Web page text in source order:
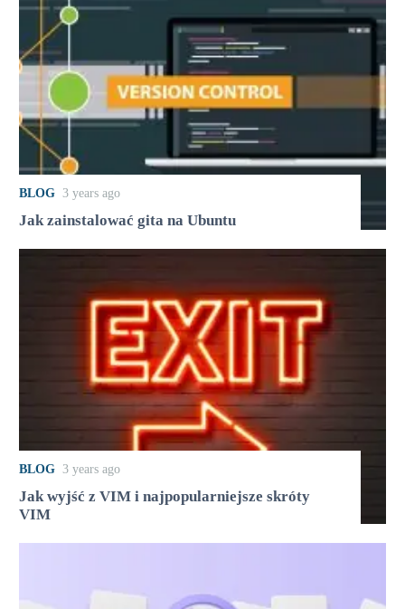
BLOG 3 years ago
Jak zainstalować gita na Ubuntu
BLOG 3 years ago
Jak wyjść z VIM i najpopularniejsze skróty
VIM